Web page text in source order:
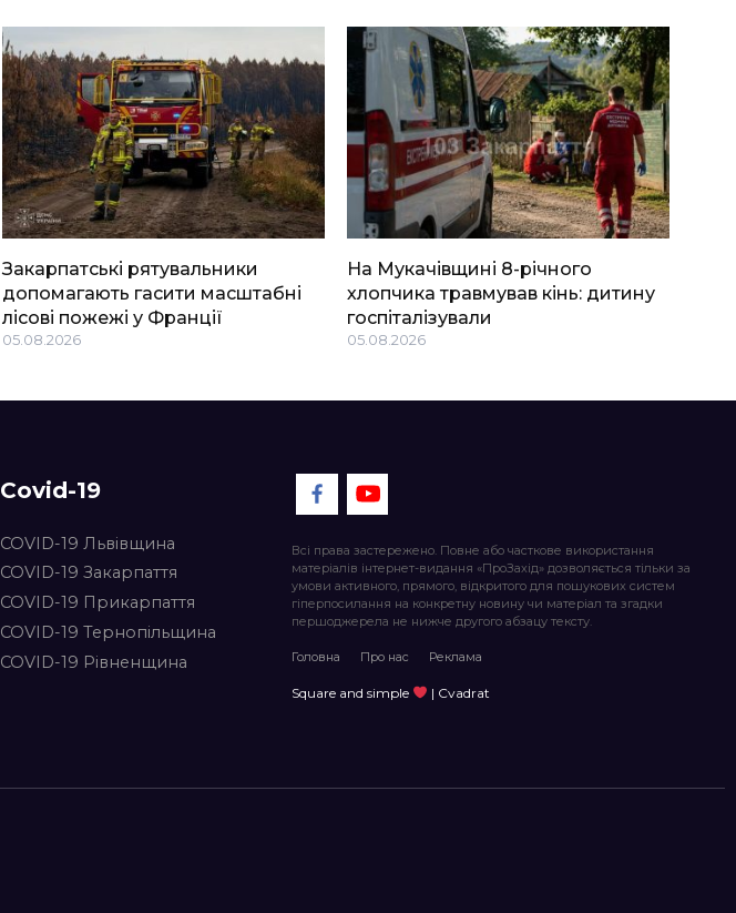
Закарпатські рятувальники
допомагають гасити масштабні
лісові пожежі у Франції
05.08.2026
На Мукачівщині 8-річного
хлопчика травмував кінь: дитину
госпіталізували
05.08.2026
Covid-19
COVID-19 Львівщина
COVID-19 Закарпаття
COVID-19 Прикарпаття
COVID-19 Тернопільщина
COVID-19 Рівненщина
Всі права застережено. Повне або часткове використання
матеріалів інтернет-видання «ПроЗахід» дозволяється тільки за
умови активного, прямого, відкритого для пошукових систем
гіперпосилання на конкретну новину чи матеріал та згадки
першоджерела не нижче другого абзацу тексту.
Головна Про нас Реклама
Square and simple | Cvadrat